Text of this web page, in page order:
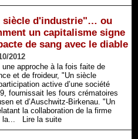
siècle d'industrie"… ou
un capitalisme signe
de sang avec le diable
2012
une approche à la fois faite de
et de froideur, "Un siècle
active d’une société
fournissait les fours crématoires
et d’Auschwitz-Birkenau. "Un
la collaboration de la firme
la...
Lire la suite